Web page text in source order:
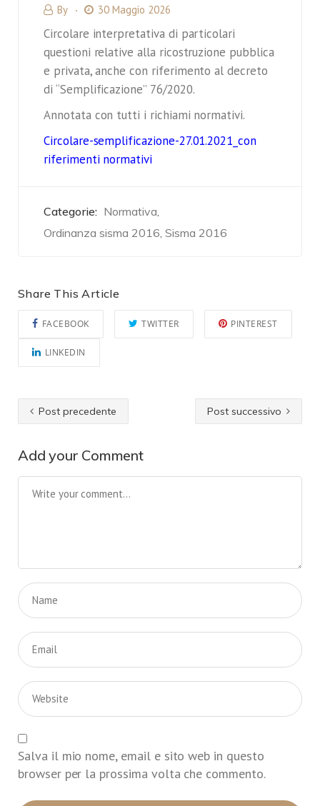
By 30 Maggio 2026
Circolare interpretativa di particolari
questioni relative alla ricostruzione pubblica
e privata, anche con riferimento al decreto
di “Semplificazione” 76/2020.
Annotata con tutti i richiami normativi.
Circolare-semplificazione-27.01.2021_con
riferimenti normativi
Categorie: Normativa,
Ordinanza sisma 2016, Sisma 2016
Share This Article
FACEBOOK TWITTER PINTEREST
LINKEDIN
Post precedente Post successivo
Add your Comment
Salva il mio nome, email e sito web in questo
browser per la prossima volta che commento.